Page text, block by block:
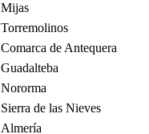
Mijas
Torremolinos
Comarca de Antequera
Guadalteba
Nororma
Sierra de las Nieves
Almería